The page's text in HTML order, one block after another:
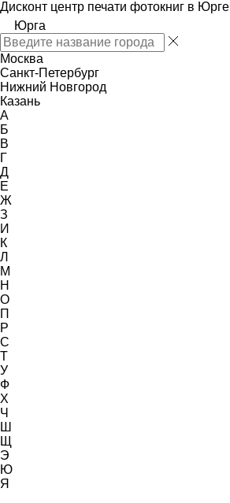
Дисконт центр печати фотокниг в Юрге
Юрга
Москва
Санкт-Петербург
Нижний Новгород
Казань
А
Б
В
Г
Д
Е
Ж
З
И
К
Л
М
Н
О
П
Р
С
Т
У
Ф
Х
Ч
Ш
Щ
Э
Ю
Я